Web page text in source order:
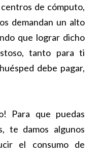
de cómputo,
demandan un alto
que lograr dicho
tanto para ti
debe pagar,
Para que puedas
te damos algunos
el consumo de